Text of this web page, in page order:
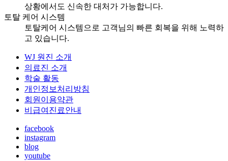
상황에서도 신속한 대처가 가능합니다.
토탈 케어 시스템
토탈케어 시스템으로 고객님의 빠른 회복을 위해 노력하
고 있습니다.
WJ 원진 소개
의료진 소개
학술 활동
개인정보처리방침
회원이용약관
비급여진료안내
facebook
instagram
blog
youtube